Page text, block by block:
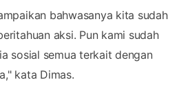
bahwasanya kita sudah
aksi. Pun kami sudah
sosial semua terkait dengan
kata Dimas.